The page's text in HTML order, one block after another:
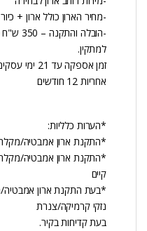
-מחיר הארון כולל ארון +
למתקין.
זמן אספקה עד 21 ימי עסקים
אחריות 12 חודשים
*הערות כלליות:
*התקנת ארון אמבטיה/
*התקנת ארון אמבטיה/
קיים
*בעת התקנת ארון אמבטיה/
נזקי קרמיקה/צנרת
בעת קדיחות בקיר.